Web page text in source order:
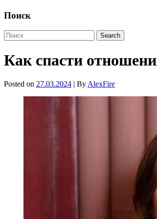
Поиск
Как спасти
Posted on 27.03.2024 | By AlexFire